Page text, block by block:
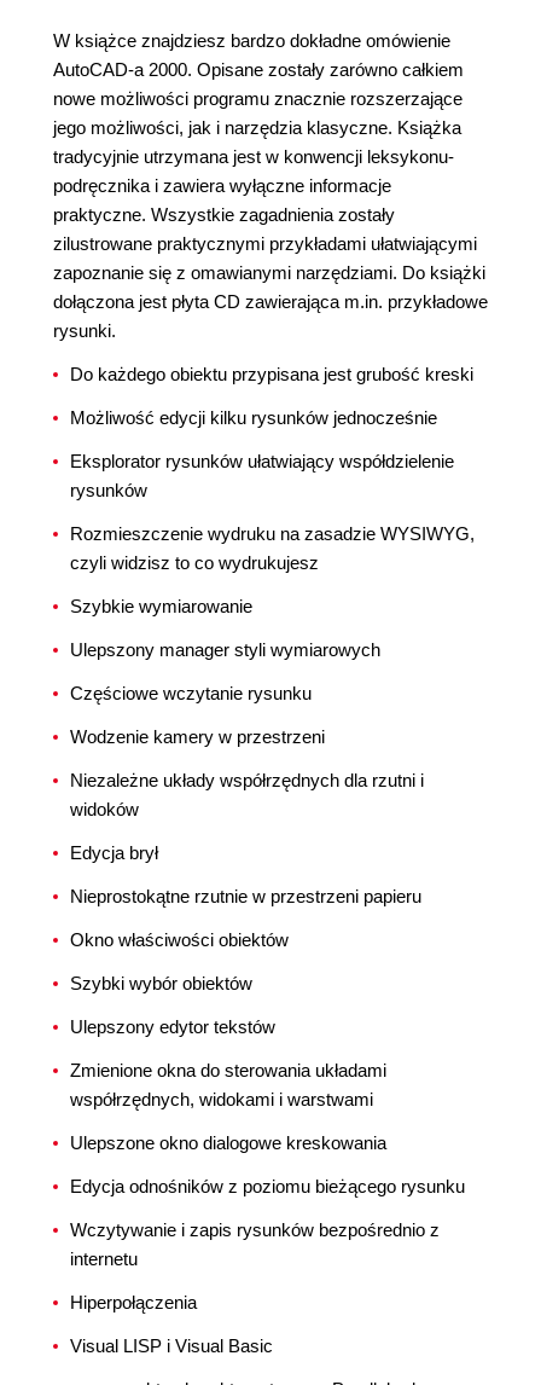
W książce znajdziesz bardzo dokładne omówienie
AutoCAD-a 2000. Opisane zostały zarówno całkiem
nowe możliwości programu znacznie rozszerzające
jego możliwości, jak i narzędzia klasyczne. Książka
tradycyjnie utrzymana jest w konwencji leksykonu-
podręcznika i zawiera wyłączne informacje
praktyczne. Wszystkie zagadnienia zostały
zilustrowane praktycznymi przykładami ułatwiającymi
zapoznanie się z omawianymi narzędziami. Do książki
dołączona jest płyta CD zawierająca m.in. przykładowe
rysunki.
Do każdego obiektu przypisana jest grubość kreski
Możliwość edycji kilku rysunków jednocześnie
Eksplorator rysunków ułatwiający współdzielenie
rysunków
Rozmieszczenie wydruku na zasadzie WYSIWYG,
czyli widzisz to co wydrukujesz
Szybkie wymiarowanie
Ulepszony manager styli wymiarowych
Częściowe wczytanie rysunku
Wodzenie kamery w przestrzeni
Niezależne układy współrzędnych dla rzutni i
widoków
Edycja brył
Nieprostokątne rzutnie w przestrzeni papieru
Okno właściwości obiektów
Szybki wybór obiektów
Ulepszony edytor tekstów
Zmienione okna do sterowania układami
współrzędnych, widokami i warstwami
Ulepszone okno dialogowe kreskowania
Edycja odnośników z poziomu bieżącego rysunku
Wczytywanie i zapis rysunków bezpośrednio z
internetu
Hiperpołączenia
Visual LISP i Visual Basic